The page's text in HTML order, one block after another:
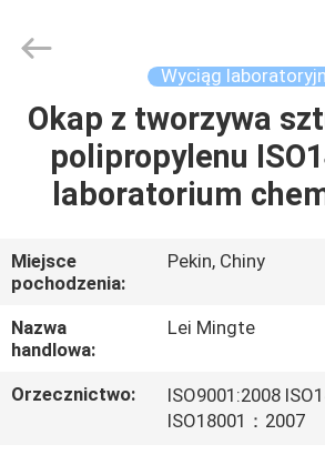
DO
DOMU
O
NAS
WYCIECZKA
Developed
Wyciąg
Okap z tworzywa
polipropylenu
laboratorium
Miejsce
pochodzenia:
Pekin, Chiny
Nazwa
handlowa:
Lei Mingte
Orzecznictwo:
ISO9001:2008
ISO18001：2007